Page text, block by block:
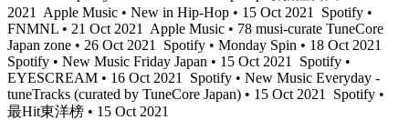
2021
Apple Music • New in Hip-Hop • 15 Oct 2021
Spotify •
FNMNL • 21 Oct 2021
Apple Music • 78 musi-curate TuneCore
Japan zone • 26 Oct 2021
Spotify • Monday Spin • 18 Oct 2021
Spotify • New Music Friday Japan • 15 Oct 2021
Spotify •
EYESCREAM • 16 Oct 2021
Spotify • New Music Everyday -
tuneTracks (curated by TuneCore Japan) • 15 Oct 2021
Spotify •
最Hit東洋榜 • 15 Oct 2021